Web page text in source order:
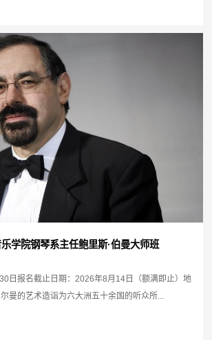
学院钢琴系主任鲍里斯·伯曼大师班
日报名截止日期：2026年8月14日（额满即止）地
曼的艺术造诣为六大洲五十余国的听众所...